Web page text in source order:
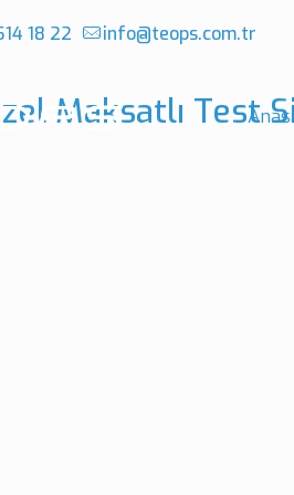
18 22 info@teops.com.tr
Maksatlı Test